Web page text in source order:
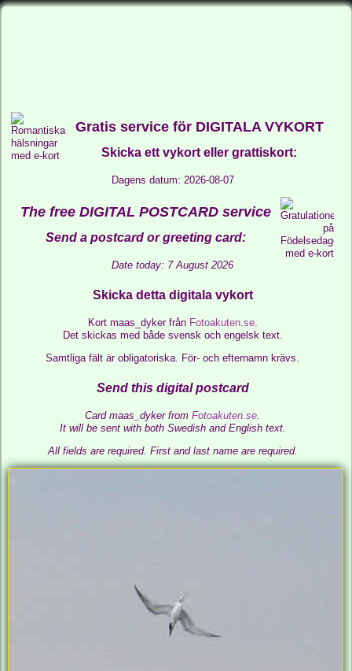
Gratis service för DIGITALA VYKORT
Skicka ett vykort eller grattiskort:
Dagens datum: 2026-08-07
The free DIGITAL POSTCARD service
Send a postcard or greeting card:
Date today: 7 August 2026
Skicka detta digitala vykort
Kort maas_dyker från Fotoakuten.se.
Det skickas med både svensk och engelsk text.
Samtliga fält är obligatoriska. För- och efternamn krävs.
Send this digital postcard
Card maas_dyker fromFotoakuten.se.
It will be sent with both Swedish and English text.
All fields are required. First and last name are required.